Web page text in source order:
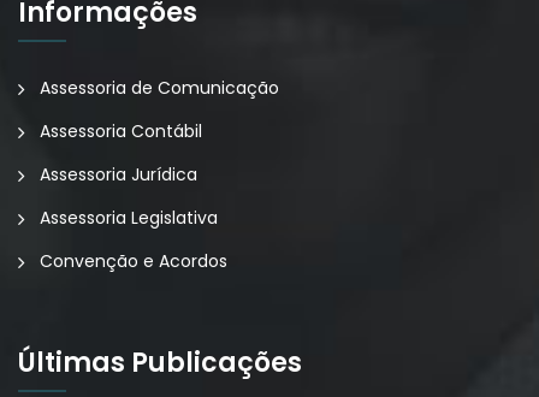
Informações
Assessoria de Comunicação
Assessoria Contábil
Assessoria Jurídica
Assessoria Legislativa
Convenção e Acordos
Últimas Publicações